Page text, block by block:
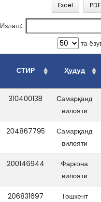
Excel PDF
Излаш:
та
СТИР Ҳудуд
310400138
Самарқанд
вилояти
204867795
Самарқанд
вилояти
200146944
Фарғона
вилояти
206831697
Тошкент